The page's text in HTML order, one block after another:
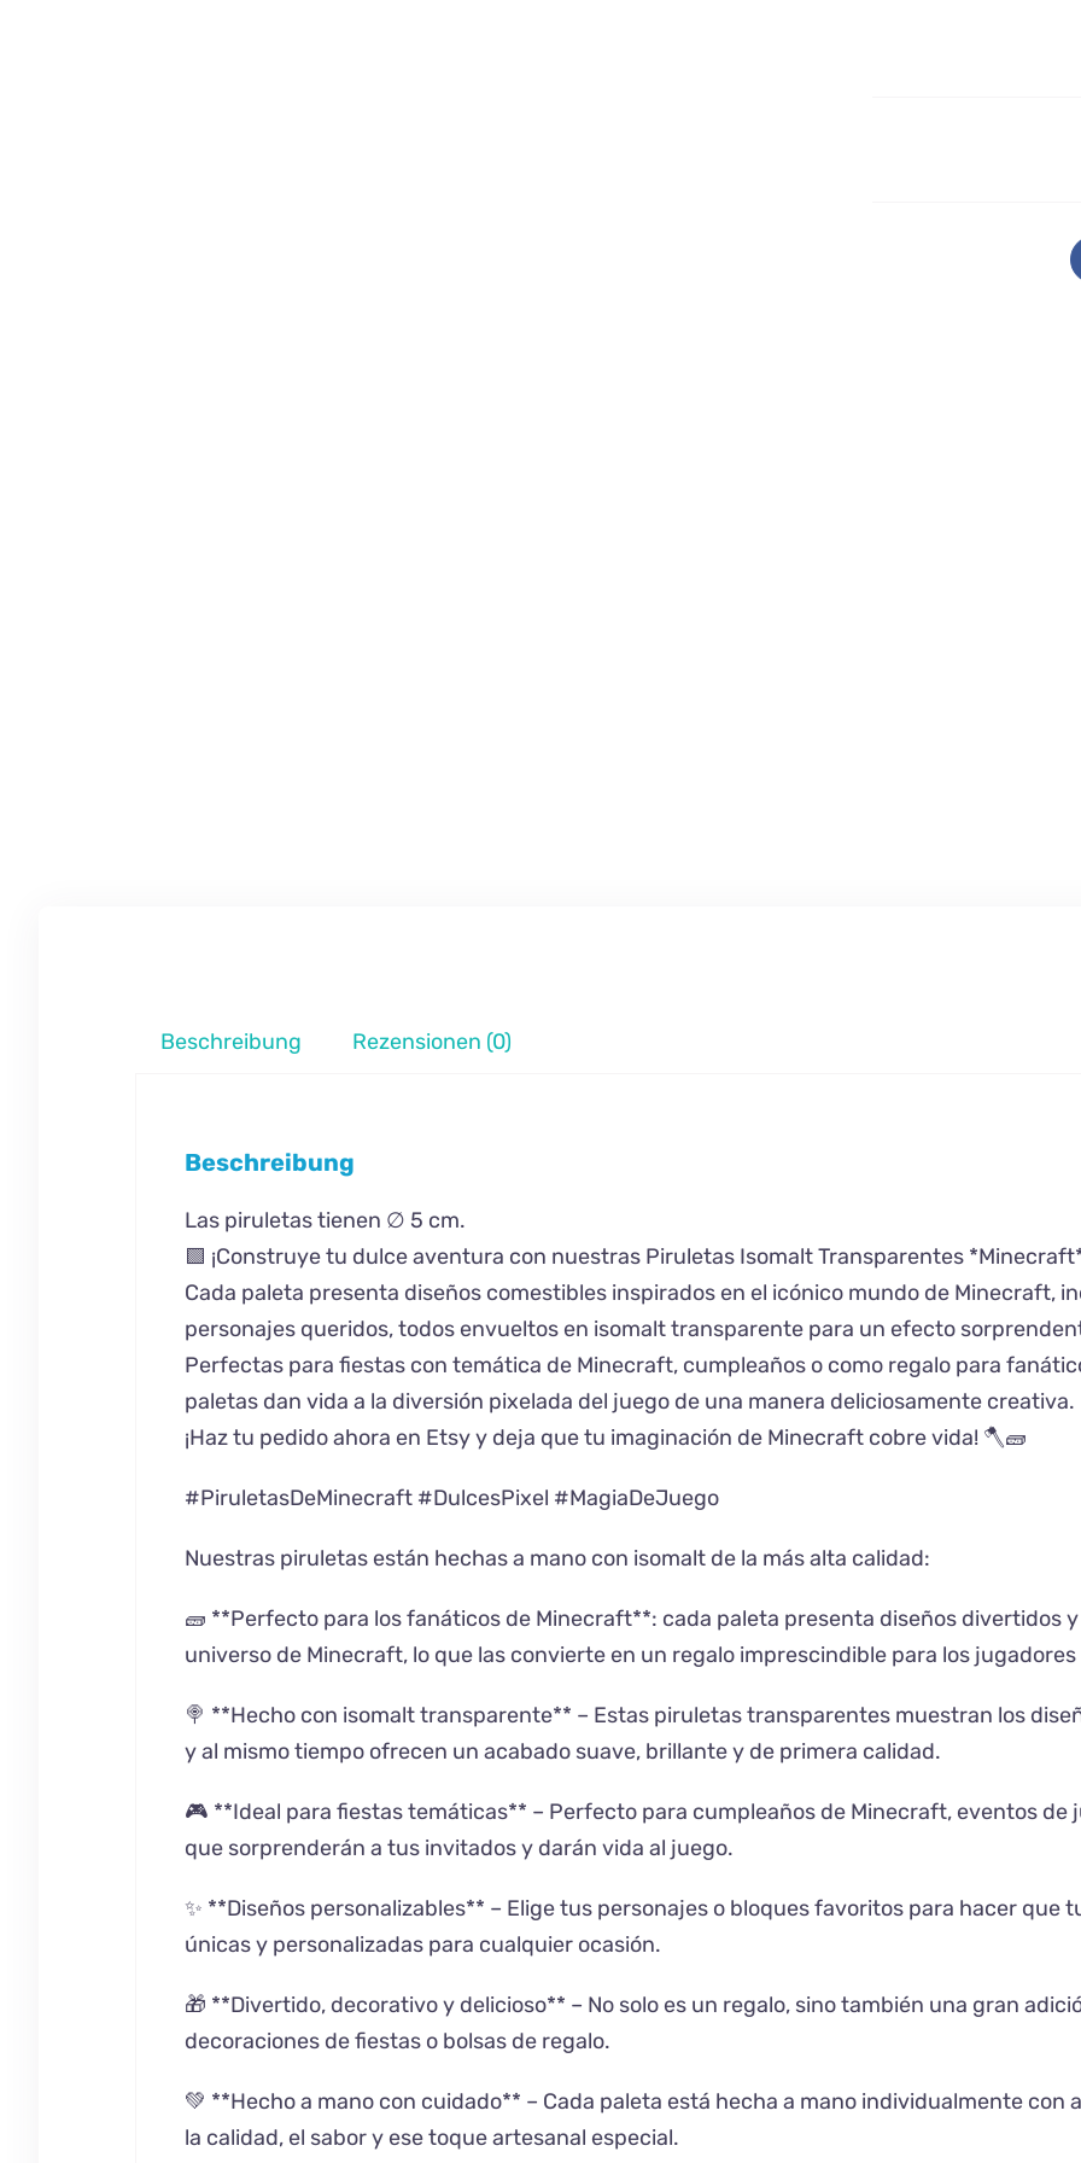
Beschreibung Rezensionen (0)
Beschreibung
Las piruletas tienen ∅ 5 cm.
🟩 ¡Construye tu dulce aventura con nuestras Piruletas Isomalt Transparentes
Cada paleta presenta diseños comestibles inspirados en el icónico mundo de Minecraft,
personajes queridos, todos envueltos en isomalt transparente para un efecto
Perfectas para fiestas con temática de Minecraft, cumpleaños o como regalo para
paletas dan vida a la diversión pixelada del juego de una manera deliciosamente creativa.
¡Haz tu pedido ahora en Etsy y deja que tu imaginación de Minecraft cobre vida! 🪓🧱
#PiruletasDeMinecraft #DulcesPixel #MagiaDeJuego
Nuestras piruletas están hechas a mano con isomalt de la más alta calidad:
🧱 **Perfecto para los fanáticos de Minecraft**: cada paleta presenta diseños divertidos
universo de Minecraft, lo que las convierte en un regalo imprescindible para los
🍭 **Hecho con isomalt transparente** – Estas piruletas transparentes muestran los
y al mismo tiempo ofrecen un acabado suave, brillante y de primera calidad.
🎮 **Ideal para fiestas temáticas** – Perfecto para cumpleaños de Minecraft, eventos de
que sorprenderán a tus invitados y darán vida al juego.
✨ **Diseños personalizables** – Elige tus personajes o bloques favoritos para hacer que
únicas y personalizadas para cualquier ocasión.
🎁 **Divertido, decorativo y delicioso** – No solo es un regalo, sino también una gran
decoraciones de fiestas o bolsas de regalo.
💚 **Hecho a mano con cuidado** – Cada paleta está hecha a mano individualmente con
la calidad, el sabor y ese toque artesanal especial.